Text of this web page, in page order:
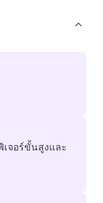
เจอร์ขั้นสูงและ